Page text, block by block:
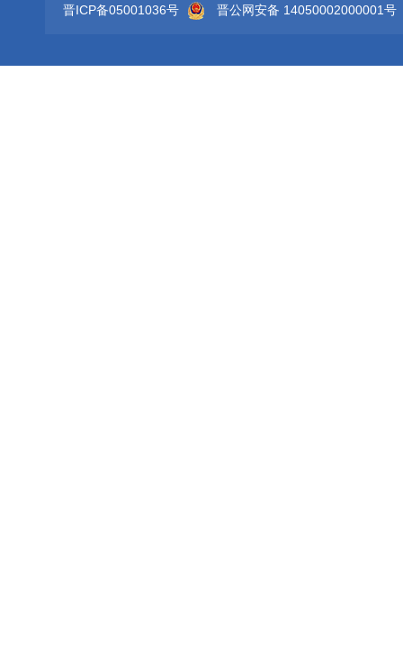
晋ICP备05001036号
晋公网安备 14050002000001号